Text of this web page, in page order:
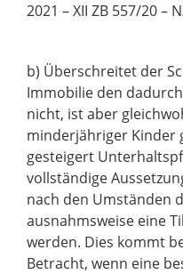
2021 –XII ZB 557/20–
b) Überschreitet der
Immobilie den
nicht, ist aber
minderjähriger Kinder
gesteigert
vollständige
nach den Umständen
ausnahmsweise eine
werden. Dies kommt
Betracht, wenn eine